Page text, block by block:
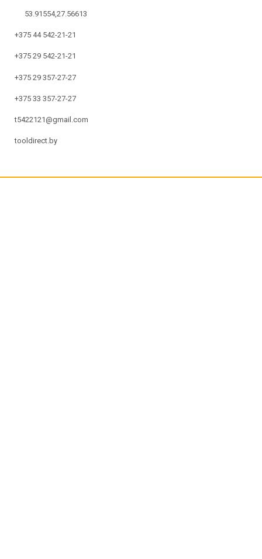
53.91554,27.56613
+375 44 542-21-21
+375 29 542-21-21
+375 29 357-27-27
+375 33 357-27-27
t5422121@gmail.com
tooldirect.by